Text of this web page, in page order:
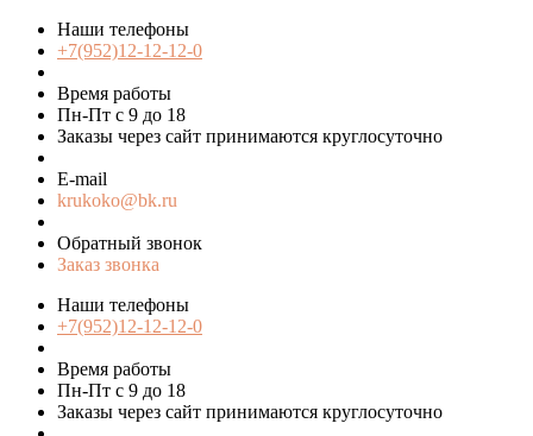
Наши телефоны
+7(952)12-12-12-0
Время работы
Пн-Пт с 9 до 18
Заказы через сайт принимаются круглосуточно
E-mail
krukoko@bk.ru
Обратный звонок
Заказ звонка
Наши телефоны
+7(952)12-12-12-0
Время работы
Пн-Пт с 9 до 18
Заказы через сайт принимаются круглосуточно